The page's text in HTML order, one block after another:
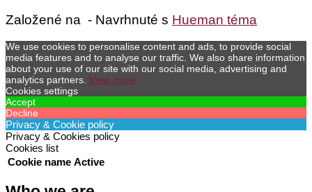
Založené na - Navrhnuté s Hueman téma
We use cookies to personalise content and ads, to provide social
media features and to analyse our traffic. We also share information
about your use of our site with our social media, advertising and
analytics partners. View more
Cookies settings
Accept
Decline
Privacy & Cookie policy
Privacy & Cookies policy
Cookies list
Cookie name Active